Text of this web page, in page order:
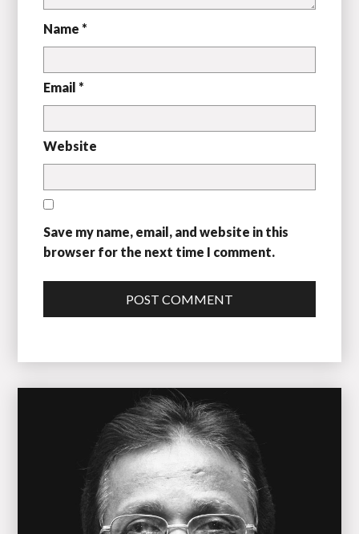
Name *
Email *
Website
Save my name, email, and website in this
browser for the next time I comment.
POST COMMENT